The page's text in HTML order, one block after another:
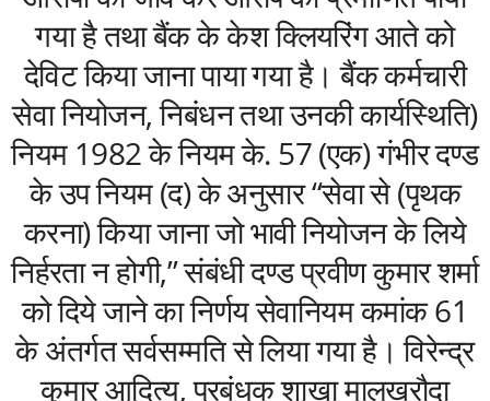
गया है तथा बैंक के केश क्लियरिंग आते को
देविट किया जाना पाया गया है। बैंक कर्मचारी
सेवा नियोजन, निबंधन तथा उनकी कार्यस्थिति)
नियम 1982 के नियम के. 57 (एक) गंभीर दण्ड
के उप नियम (द) के अनुसार “सेवा से (पृथक
करना) किया जाना जो भावी नियोजन के लिये
निर्हरता न होगी,” संबंधी दण्ड प्रवीण कुमार शर्मा
को दिये जाने का निर्णय सेवानियम कमांक 61
के अंतर्गत सर्वसम्मति से लिया गया है। विरेन्द्र
कुमार आदित्य, प्रबंधक शाखा मालखरौदा